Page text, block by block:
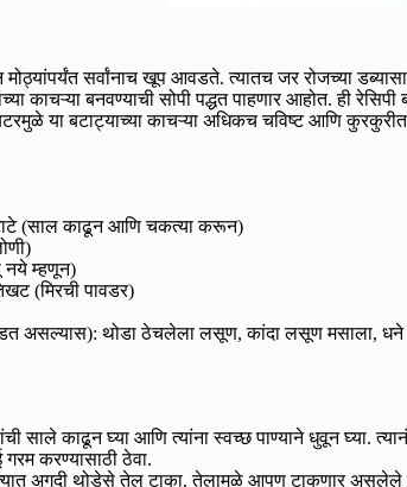
मोठ्यांपर्यंत सर्वांनाच खूप आवडते. त्यातच जर रोजच्या
काचऱ्या बनवण्याची सोपी पद्धत पाहणार आहोत. ही
या बटाट्याच्या काचऱ्या अधिकच चविष्ट आणि
(साल काढून आणि चकत्या करून)
म्हणून)
(मिरची पावडर)
असल्यास): थोडा ठेचलेला लसूण, कांदा लसूण मसाला, धने
साले काढून घ्या आणि त्यांना स्वच्छ पाण्याने धुवून घ्या.
करण्यासाठी ठेवा.
अगदी थोडेसे तेल टाका. तेलामुळे आपण टाकणार असलेले